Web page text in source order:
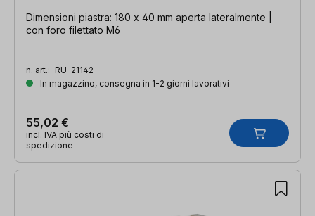
Dimensioni piastra: 180 x 40 mm aperta lateralmente |
con foro filettato M6
n. art.: RU-21142
In magazzino, consegna in 1-2 giorni lavorativi
55,02 €
incl. IVA più costi di
spedizione